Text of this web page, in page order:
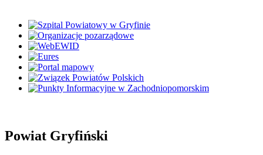
Powiat Gryfiński